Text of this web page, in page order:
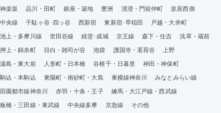
神楽坂
品川・田町 銀座・築地 豊洲 清澄・門前仲町
皇居西側
中央線
千駄ヶ谷･四ッ谷 西新宿 東新宿･早稲田
戸越・大井町
池上・多摩川線
世田谷線 経堂･成城 京王線 森下・住吉
浅草・蔵前
押上・錦糸町
目白・雑司が谷 池袋 護国寺・茗荷谷
上野
湯島・東大前
人形町・日本橋 谷根千・日暮里
神田・神保町
駒込・本駒込
東陽町・南砂町・大島 東横線神奈川
みなとみらい線
田園都市線神奈川
赤羽・十条・王子
練馬・大江戸線・西武線
板橋・三田線・東武線
中央線多摩 京急線 その他